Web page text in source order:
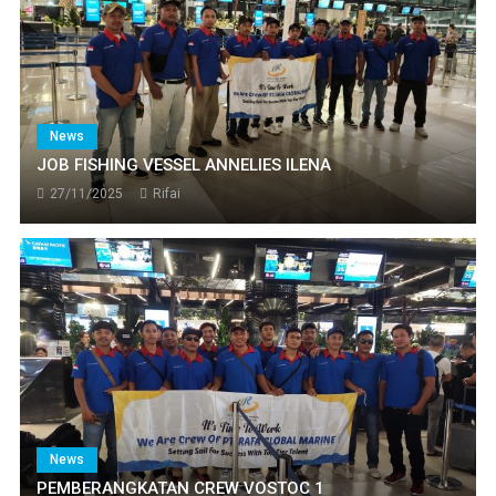
News
JOB FISHING VESSEL ANNELIES
ILENA
27/11/2025 Rifai
News
PEMBERANGKATAN CREW VOSTOC 1
17/07/2025 Rifai
News
JOB FISHING VESSEL ANNELIES ILENA
27/11/2025 Rifai
News
PEMBERANGKATAN CREW VOSTOC 1